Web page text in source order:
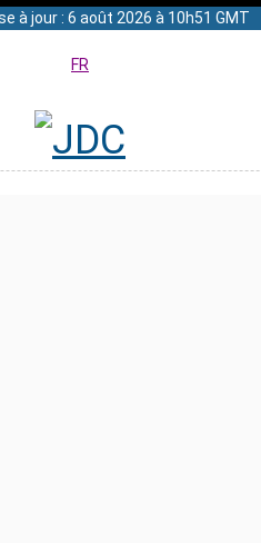
à jour : 6 août 2026 à 10h51 GMT
FR